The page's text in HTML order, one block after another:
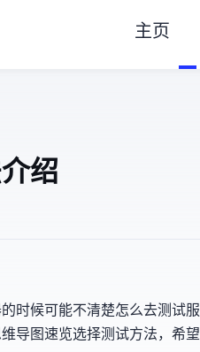
主页
介绍
的时候可能不清楚怎么去测
导图速览选择测试方法，希望